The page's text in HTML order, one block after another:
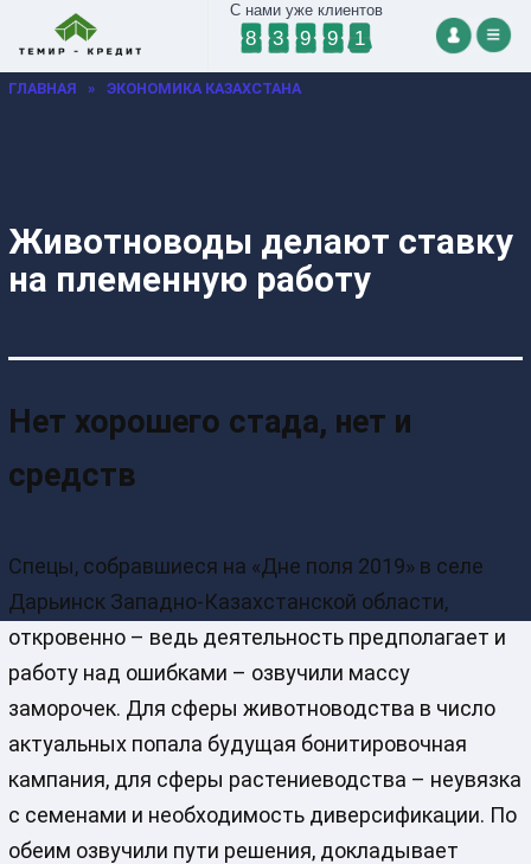
С нами уже клиентов
8 3 9 9 1
ГЛАВНАЯ » ЭКОНОМИКА КАЗАХСТАНА
Животноводы делают ставку
на племенную работу
Нет хорошего стада, нет и
средств
Спецы, собравшиеся на «Дне поля 2019» в селе
Дарьинск Западно-Казахстанской области,
откровенно – ведь деятельность предполагает и
работу над ошибками – озвучили массу
заморочек. Для сферы животноводства в число
актуальных попала будущая бонитировочная
кампания, для сферы растениеводства – неувязка
с семенами и необходимость диверсификации. По
обеим озвучили пути решения, докладывает